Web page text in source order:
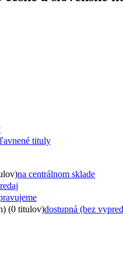
tituly
na centrálnom sklade
(0 titulov)dostupná (bez